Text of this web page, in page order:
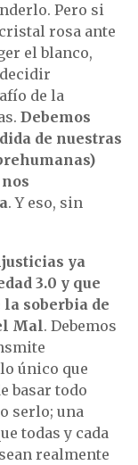
Pero si
rosa ante
el blanco,
decidir
de la
Debemos
de nuestras
. Y eso, sin
ya
3.0 y que
soberbia de
Mal. Debemos
único que
basar todo
serlo; una
todas y cada
realmente